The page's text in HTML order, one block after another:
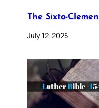
The Sixto-
July 12, 2025